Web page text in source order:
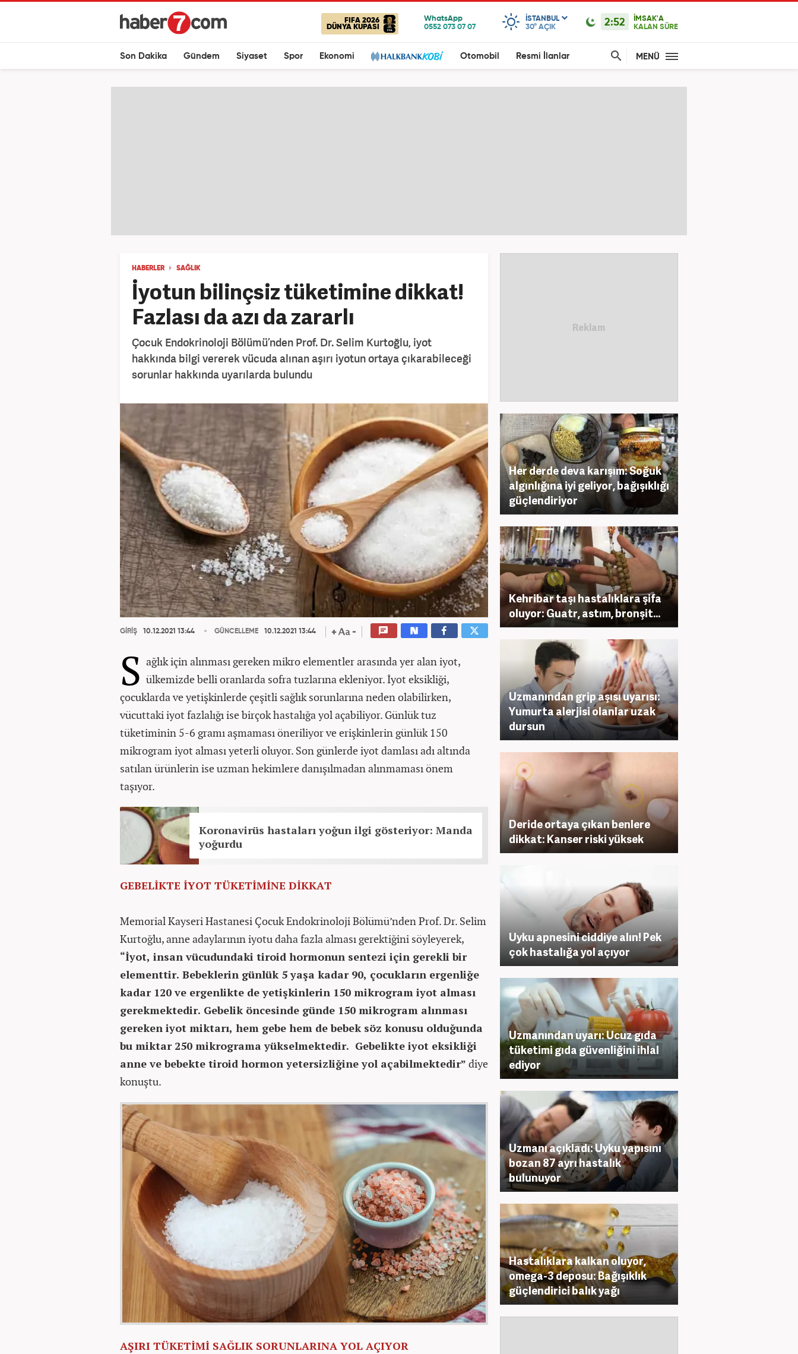
FIFA 2026
DÜNYA KUPASI
ISTANBUL
30° AÇIK 2:52
İMSAK'A
KALAN SÜRE
Son Dakika Gündem Siyaset Spor Ekonomi Otomobil Resmi İlanlar MENÜ
HABERLER SAĞLIK
İyotun bilinçsiz tüketimine dikkat!
Fazlası da azı da zararlı
Çocuk Endokrinoloji Bölümü’nden Prof. Dr. Selim Kurtoğlu, iyot
hakkında bilgi vererek vücuda alınan aşırı iyotun ortaya çıkarabileceği
sorunlar hakkında uyarılarda bulundu
GİRİŞ 10.12.2021 13:44 GÜNCELLEME 10.12.2021 13:44
S ağlık için alınması gereken mikro elementler arasında yer alan iyot,
ülkemizde belli oranlarda sofra tuzlarına ekleniyor. İyot eksikliği,
çocuklarda ve yetişkinlerde çeşitli sağlık sorunlarına neden olabilirken,
vücuttaki iyot fazlalığı ise birçok hastalığa yol açabiliyor. Günlük tuz
tüketiminin 5-6 gramı aşmaması öneriliyor ve erişkinlerin günlük 150
mikrogram iyot alması yeterli oluyor. Son günlerde iyot damlası adı altında
satılan ürünlerin ise uzman hekimlere danışılmadan alınmaması önem
taşıyor.
Koronavirüs hastaları yoğun ilgi gösteriyor: Manda
yoğurdu
GEBELİKTE İYOT TÜKETİMİNE DİKKAT
Memorial Kayseri Hastanesi Çocuk Endokrinoloji Bölümü’nden Prof. Dr. Selim
Kurtoğlu, anne adaylarının iyotu daha fazla alması gerektiğini söyleyerek,
“İyot, insan vücudundaki tiroid hormonun sentezi için gerekli bir
elementtir. Bebeklerin günlük 5 yaşa kadar 90, çocukların ergenliğe
kadar 120 ve ergenlikte de yetişkinlerin 150 mikrogram iyot alması
gerekmektedir. Gebelik öncesinde günde 150 mikrogram alınması
gereken iyot miktarı, hem gebe hem de bebek söz konusu olduğunda
bu miktar 250 mikrograma yükselmektedir. Gebelikte iyot eksikliği
anne ve bebekte tiroid hormon yetersizliğine yol açabilmektedir” diye
konuştu.
AŞIRI TÜKETİMİ SAĞLIK SORUNLARINA YOL AÇIYOR
Her derde deva karışım: Soğuk
algınlığına iyi geliyor, bağışıklığı
güçlendiriyor
Kehribar taşı hastalıklara şifa
oluyor: Guatr, astım, bronşit...
Uzmanından grip aşısı uyarısı:
Yumurta alerjisi olanlar uzak
dursun
Deride ortaya çıkan benlere
dikkat: Kanser riski yüksek
Uyku apnesini ciddiye alın! Pek
çok hastalığa yol açıyor
Uzmanından uyarı: Ucuz gıda
tüketimi gıda güvenliğini ihlal
ediyor
Uzmanı açıkladı: Uyku yapısını
bozan 87 ayrı hastalık
bulunuyor
Hastalıklara kalkan oluyor,
omega-3 deposu: Bağışıklık
güçlendirici balık yağı